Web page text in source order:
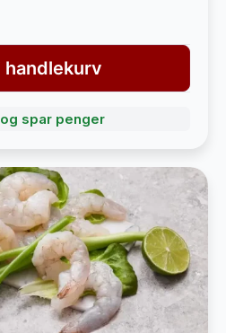
handlekurv
spar penger